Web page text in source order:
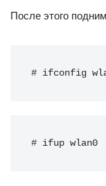
После этого
# ifconfig
# ifup wlan0